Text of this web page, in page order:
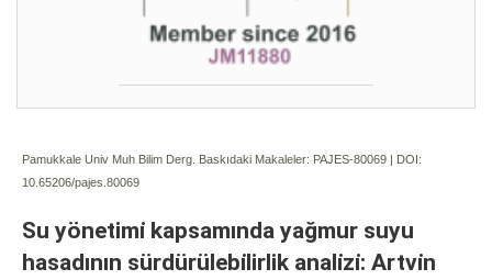
Pamukkale Univ Muh Bilim Derg. Baskıdaki Makaleler: PAJES-80069 | DOI:
10.65206/pajes.80069
Su yönetimı̇ kapsamında yağmur suyu
hasadının sürdürülebı̇lirlik analı̇zı̇: Artvı̇n